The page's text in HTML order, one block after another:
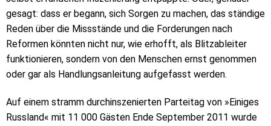
gesagt: dass er begann, sich Sorgen zu machen, das ständige
Reden über die Missstände und die Forderungen nach
Reformen könnten nicht nur, wie erhofft, als Blitzableiter
funktionieren, sondern von den Menschen ernst genommen
oder gar als Handlungsanleitung aufgefasst werden.
Auf einem stramm durchinszenierten Parteitag von »Einiges
Russland« mit 11 000 Gästen Ende September 2011 wurde